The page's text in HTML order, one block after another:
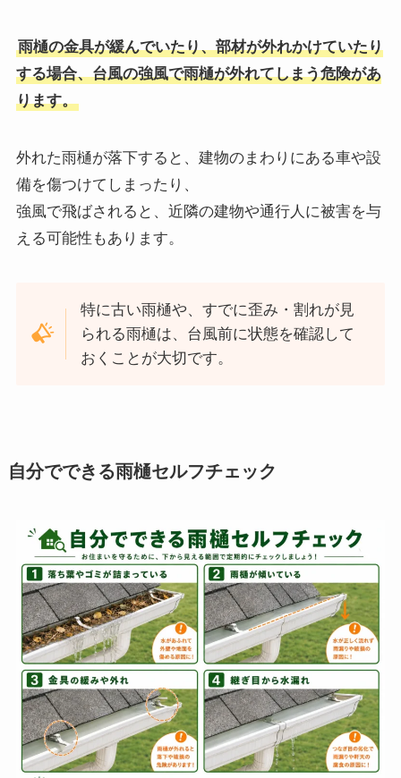
雨樋の金具が緩んでいたり、部材が外れかけていたり
する場合、台風の強風で雨樋が外れてしまう危険があ
ります。
外れた雨樋が落下すると、建物のまわりにある車や設
備を傷つけてしまったり、
強風で飛ばされると、近隣の建物や通行人に被害を与
える可能性もあります。
特に古い雨樋や、すでに歪み・割れが見
られる雨樋は、台風前に状態を確認して
おくことが大切です。
自分でできる雨樋セルフチェック